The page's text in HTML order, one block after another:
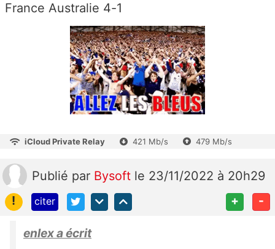
France Australie 4-1
iCloud Private Relay 421 Mb/s 479 Mb/s
Publié par Bysoft le 23/11/2022 à 20h29
!
citer + -
enlex a écrit